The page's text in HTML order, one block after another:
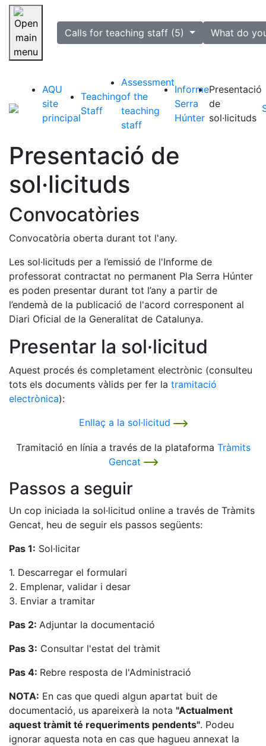
Skip navigation
selectedCalls for teaching staff (5) What do
AQU
site
principal
Teaching
Staff
Assessment
of the
teaching
staff
Informe
Serra
Húnter
Presentació
de
sol·licituds
Presentació de
sol·licituds
Convocatòries
Convocatòria oberta durant tot l'any.
Les sol·licituds per a l’emissió de l'Informe de
professorat contractat no permanent Pla Serra Húnter
es poden presentar durant tot l’any a partir de
l’endemà de la publicació de l'acord corresponent al
Diari Oficial de la Generalitat de Catalunya.
Presentar la sol·licitud
Aquest procés és completament electrònic (consulteu
tots els documents vàlids per fer la tramitació
electrònica):
Enllaç a la sol·licitud
Tramitació en línia a través de la plataforma Tràmits
Gencat
Passos a seguir
Un cop iniciada la sol·licitud online a través de Tràmits
Gencat, heu de seguir els passos següents:
Pas 1: Sol·licitar
1. Descarregar el formulari
2. Emplenar, validar i desar
3. Enviar a tramitar
Pas 2: Adjuntar la documentació
Pas 3: Consultar l'estat del tràmit
Pas 4: Rebre resposta de l'Administració
NOTA: En cas que quedi algun apartat buit de
documentació, us apareixerà la nota "Actualment
aquest tràmit té requeriments pendents". Podeu
ignorar aquesta nota en cas que hagueu annexat la